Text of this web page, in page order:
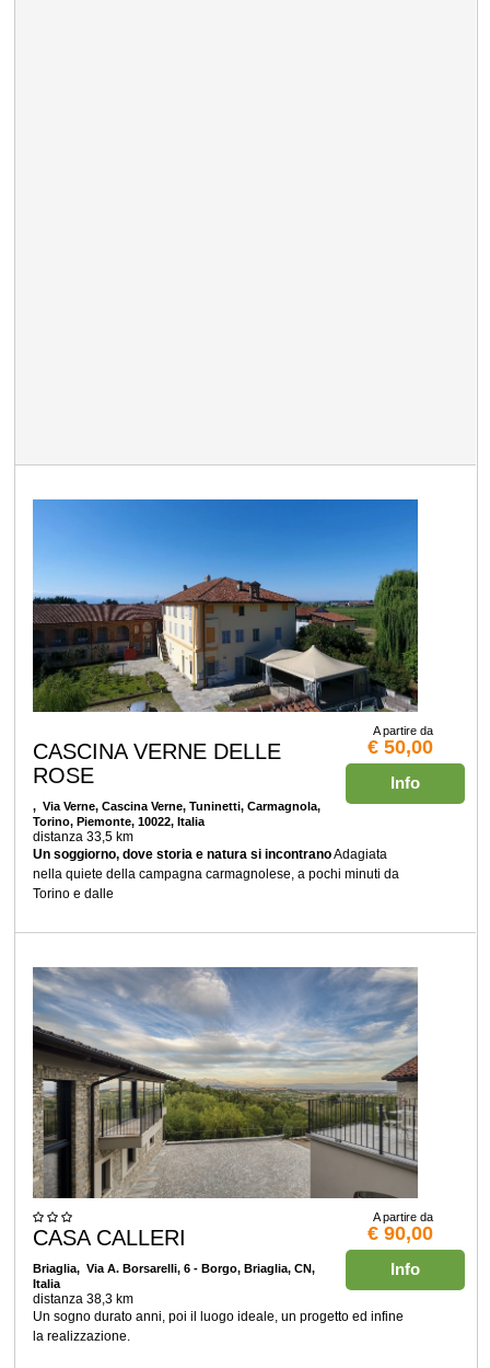
A partire da
€ 50,00
Info
CASCINA VERNE DELLE
ROSE
, Via Verne, Cascina Verne, Tuninetti, Carmagnola,
Torino, Piemonte, 10022, Italia
distanza 33,5 km
Un soggiorno, dove storia e natura si incontranoAdagiata
nella quiete della campagna carmagnolese, a pochi minuti da
Torino e dalle
A partire da
€ 90,00
Info
CASA CALLERI
Briaglia, Via A. Borsarelli, 6 - Borgo, Briaglia, CN,
Italia
distanza 38,3 km
Un sogno durato anni, poi il luogo ideale, un progetto ed infine
la realizzazione.